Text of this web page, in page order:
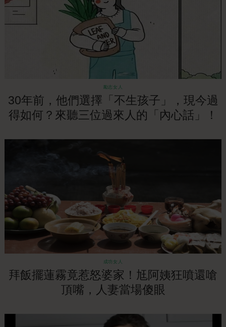
勵志女人
30年前，他們選擇「不生孩子」，現今過
得如何？來聽三位過來人的「內心話」！
成功女人
拜飯擺蓮霧竟惹怒婆家！尪阿姨狂噴還嗆
頂嘴，人妻當場傻眼